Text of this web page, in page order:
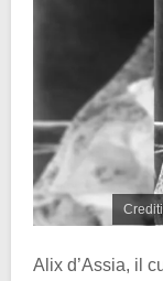
Alix d’Assia, il